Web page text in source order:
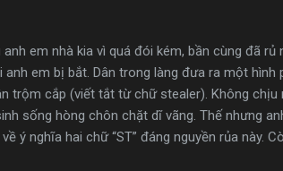
em nhà kia vì quá đói kém, bần cùng đã rủ
em bị bắt. Dân trong làng đưa ra một hình
trộm cắp (viết tắt từ chữ stealer). Không chịu
sống hòng chôn chặt dĩ vãng. Thế nhưng
ý nghĩa hai chữ “ST” đáng nguyền rủa này.